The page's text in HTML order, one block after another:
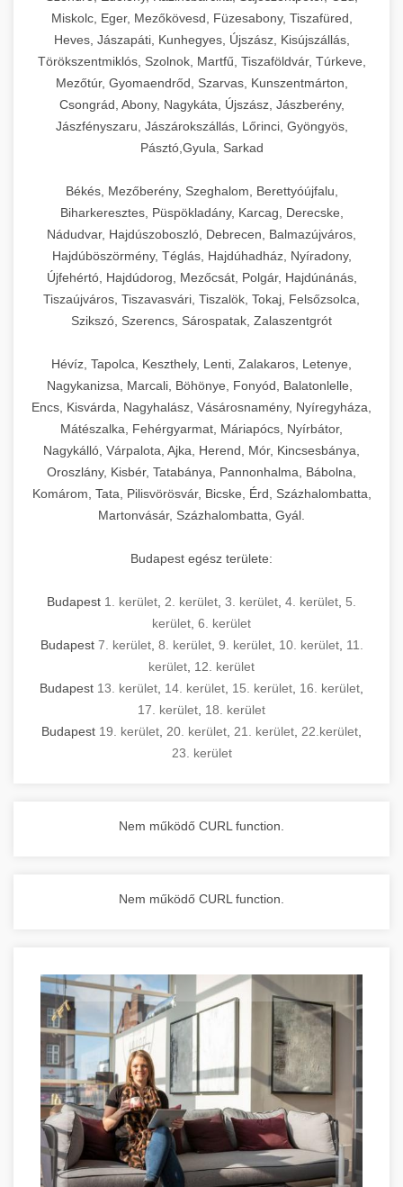
Miskolc, Eger, Mezőkövesd, Füzesabony, Tiszafüred,
Heves, Jászapáti, Kunhegyes, Újszász, Kisújszállás,
Törökszentmiklós, Szolnok, Martfű, Tiszaföldvár, Túrkeve,
Mezőtúr, Gyomaendrőd, Szarvas, Kunszentmárton,
Csongrád, Abony, Nagykáta, Újszász, Jászberény,
Jászfényszaru, Jászárokszállás, Lőrinci, Gyöngyös,
Pásztó,Gyula, Sarkad
Békés, Mezőberény, Szeghalom, Berettyóújfalu,
Biharkeresztes, Püspökladány, Karcag, Derecske,
Nádudvar, Hajdúszoboszló, Debrecen, Balmazújváros,
Hajdúböszörmény, Téglás, Hajdúhadház, Nyíradony,
Újfehértó, Hajdúdorog, Mezőcsát, Polgár, Hajdúnánás,
Tiszaújváros, Tiszavasvári, Tiszalök, Tokaj, Felsőzsolca,
Szikszó, Szerencs, Sárospatak, Zalaszentgrót
Hévíz, Tapolca, Keszthely, Lenti, Zalakaros, Letenye,
Nagykanizsa, Marcali, Böhönye, Fonyód, Balatonlelle,
Encs, Kisvárda, Nagyhalász, Vásárosnamény, Nyíregyháza,
Mátészalka, Fehérgyarmat, Máriapócs, Nyírbátor,
Nagykálló, Várpalota, Ajka, Herend, Mór, Kincsesbánya,
Oroszlány, Kisbér, Tatabánya, Pannonhalma, Bábolna,
Komárom, Tata, Pilisvörösvár, Bicske, Érd, Százhalombatta,
Martonvásár, Százhalombatta, Gyál.
Budapest egész területe:
Budapest 1. kerület 2. kerület 3. kerület 4. kerület 5.
kerület 6. kerület
Budapest 7. kerület, 8. kerület, 9. kerület, 10. kerület, 11.
kerület 12. kerület
Budapest 13. kerület 14. kerület 15. kerület 16. kerület
17. kerület 18. kerület
Budapest 19. kerület 20. kerület 21. kerület 22.kerület
23. kerület
Nem működő CURL function.
Nem működő CURL function.